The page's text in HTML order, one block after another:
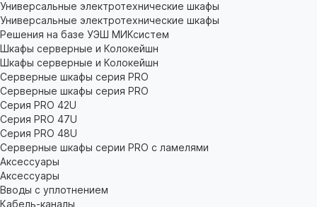
Универсальные электротехнические шкафы
Универсальные электротехнические шкафы
Решения на базе УЭШ МИКсистем
Шкафы серверные и Колокейшн
Шкафы серверные и Колокейшн
Серверные шкафы серия PRO
Серверные шкафы серия PRO
Серия PRO 42U
Серия PRO 47U
Серия PRO 48U
Серверные шкафы серии PRO с ламелями
Аксессуары
Аксессуары
Вводы с уплотнением
Кабель-каналы